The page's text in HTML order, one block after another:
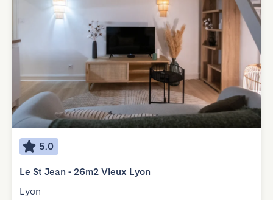
5.0
Le St Jean - 26m2 Vieux Lyon
Lyon